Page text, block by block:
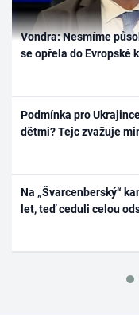
Vondra: Nesmíme
se opřela do Evropské
Podmínka pro
dětmi? Tejc zvažuje
Na „Švarcenberský“
let, teď ceduli celou